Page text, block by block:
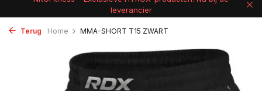
leverancier
Terug Home MMA-SHORT T15 ZWART